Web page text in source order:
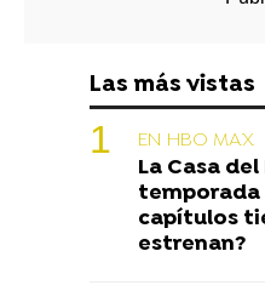
Las más vistas
EN HBO MAX
La Casa
temporada
capítulos
estrenan?